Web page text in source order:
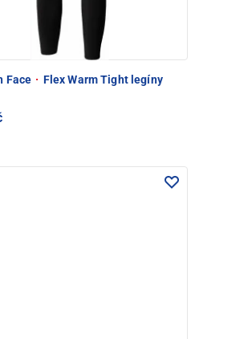
Face · Flex Warm Tight legíny